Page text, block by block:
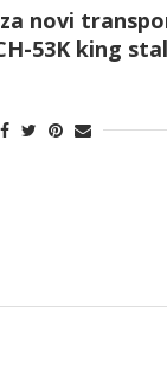
novi
53K king